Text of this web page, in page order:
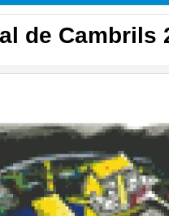
de Cambrils